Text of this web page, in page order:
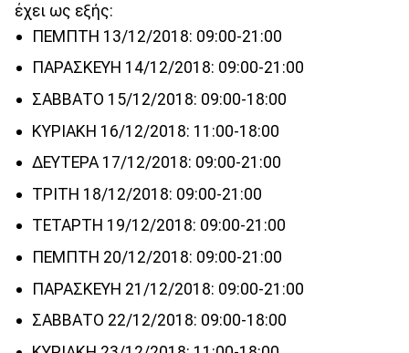
έχει ως εξής:
ΠΕΜΠΤΗ 13/12/2018: 09:00-21:00
ΠΑΡΑΣΚΕΥΗ 14/12/2018: 09:00-21:00
ΣΑΒΒΑΤΟ 15/12/2018: 09:00-18:00
ΚΥΡΙΑΚΗ 16/12/2018: 11:00-18:00
ΔΕΥΤΕΡΑ 17/12/2018: 09:00-21:00
ΤΡΙΤΗ 18/12/2018: 09:00-21:00
ΤΕΤΑΡΤΗ 19/12/2018: 09:00-21:00
ΠΕΜΠΤΗ 20/12/2018: 09:00-21:00
ΠΑΡΑΣΚΕΥΗ 21/12/2018: 09:00-21:00
ΣΑΒΒΑΤΟ 22/12/2018: 09:00-18:00